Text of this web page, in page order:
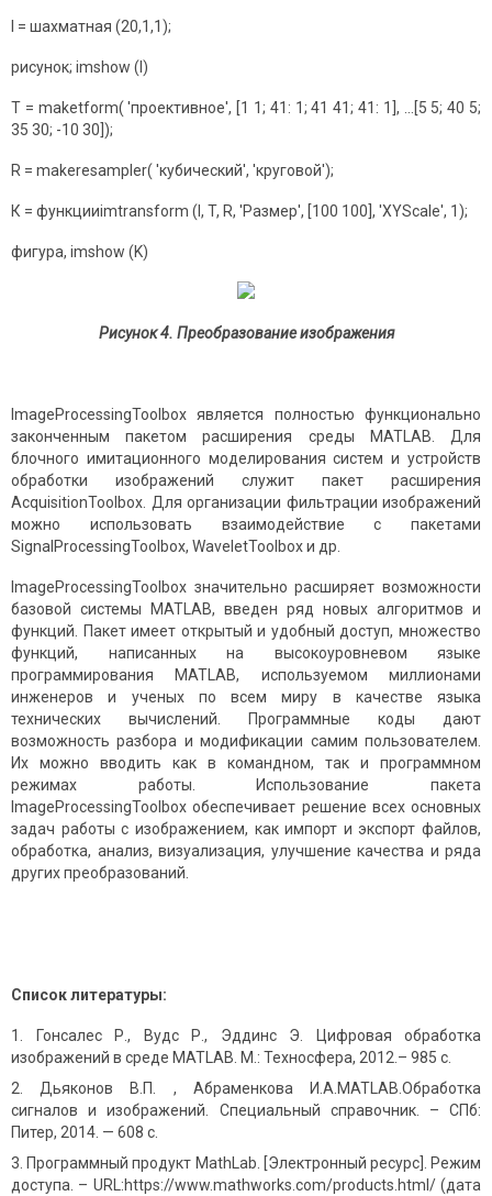
I = шахматная (20,1,1);
рисунок; imshow (I)
T = maketform( 'проективное', [1 1; 41: 1; 41 41; 41: 1], ...[5 5; 40 5;
35 30; -10 30]);
R = makeresampler( 'кубический', 'круговой');
К = функцииimtransform (I, T, R, 'Размер', [100 100], 'XYScale', 1);
фигура, imshow (K)
Рисунок 4. Преобразование изображения
ImageProcessingToolbox является полностью функционально
законченным пакетом расширения среды MATLAB. Для
блочного имитационного моделирования систем и устройств
обработки изображений служит пакет расширения
AcquisitionToolbox. Для организации фильтрации изображений
можно использовать взаимодействие с пакетами
SignalProcessingToolbox, WaveletToolbox и др.
ImageProcessingToolbox значительно расширяет возможности
базовой системы MATLAB, введен ряд новых алгоритмов и
функций. Пакет имеет открытый и удобный доступ, множество
функций, написанных на высокоуровневом языке
программирования MATLAB, используемом миллионами
инженеров и ученых по всем миру в качестве языка
технических вычислений. Программные коды дают
возможность разбора и модификации самим пользователем.
Их можно вводить как в командном, так и программном
режимах работы. Использование пакета
ImageProcessingToolbox обеспечивает решение всех основных
задач работы с изображением, как импорт и экспорт файлов,
обработка, анализ, визуализация, улучшение качества и ряда
других преобразований.
Список литературы:
Гонсалес Р., Вудс Р., Эддинс Э. Цифровая обработка
изображений в среде MATLAB. М.: Техносфера, 2012.­– 985 с.
Дьяконов В.П. , Абраменкова И.А.MATLAB.Обработка
сигналов и изображений. Специальный справочник. – СПб:
Питер, 2014. — 608 c.
Программный продукт MathLab. [Электронный ресурс]. Режим
доступа. – URL:https://www.mathworks.com/products.html/ (дата